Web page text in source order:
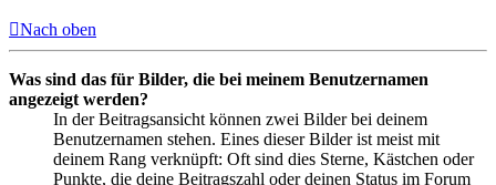
Nach oben
Was sind das für Bilder, die bei meinem Benutzernamen
angezeigt werden?
In der Beitragsansicht können zwei Bilder bei deinem
Benutzernamen stehen. Eines dieser Bilder ist meist mit
deinem Rang verknüpft: Oft sind dies Sterne, Kästchen oder
Punkte, die deine Beitragszahl oder deinen Status im Forum